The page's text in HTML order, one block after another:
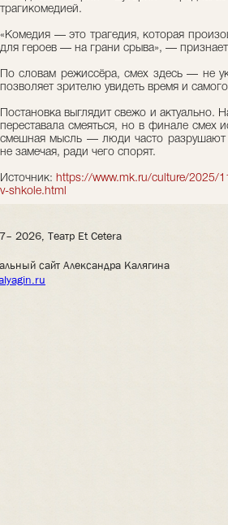
трагикомедией.
«Комедия — это трагедия, которая
для героев — на грани срыва», —
По словам режиссёра, смех здесь — не
позволяет зрителю увидеть время и
Постановка выглядит свежо и актуально.
переставала смеяться, но в финале смех
смешная мысль — люди часто разрушают
не замечая, ради чего спорят.
Источник: https://www.mk.ru/culture/2025/
v-shkole.html
2026, Театр Et Cetera
сайт Александра Калягина